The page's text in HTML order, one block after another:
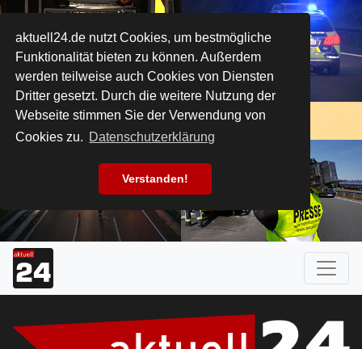
aktuell24.de nutzt Cookies, um bestmögliche
Funktionalität bieten zu können. Außerdem
werden teilweise auch Cookies von Diensten
Dritter gesetzt. Durch die weitere Nutzung der
Webseite stimmen Sie der Verwendung von
Cookies zu. Datenschutzerklärung
Verstanden!